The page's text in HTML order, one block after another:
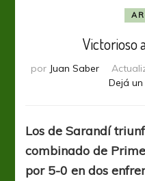
Victorioso
por Juan Saber
Dejá
Los de Sarandí
combinado de
por 5-0 en dos